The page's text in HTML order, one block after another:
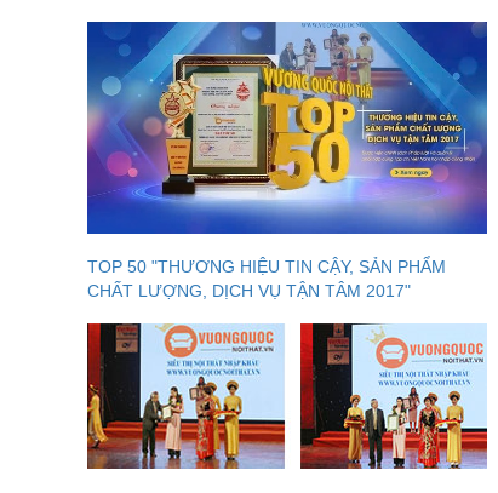
TOP 50 "THƯƠNG HIỆU TIN CẬY, SẢN PHẨM
CHẤT LƯỢNG, DỊCH VỤ TẬN TÂM 2017"